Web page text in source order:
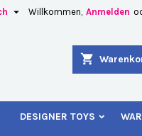
Willkommen, Anmelden

shopping_cart
DESIGNER TOYS